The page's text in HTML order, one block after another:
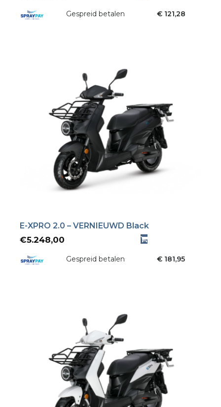
Gespreid betalen € 121,28
E-XPRO 2.0 – VERNIEUWD Black
€5.248,00
Gespreid betalen € 181,95